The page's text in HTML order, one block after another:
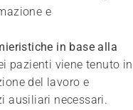
e
in base alla
pazienti viene tenuto in
del lavoro e
ausiliari necessari.